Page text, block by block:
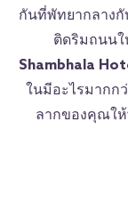
กันที่พัทยากลางกั
ติดริมถนนใ
Shambhala
ในมีอะไรมากก
ลากของคุณให้